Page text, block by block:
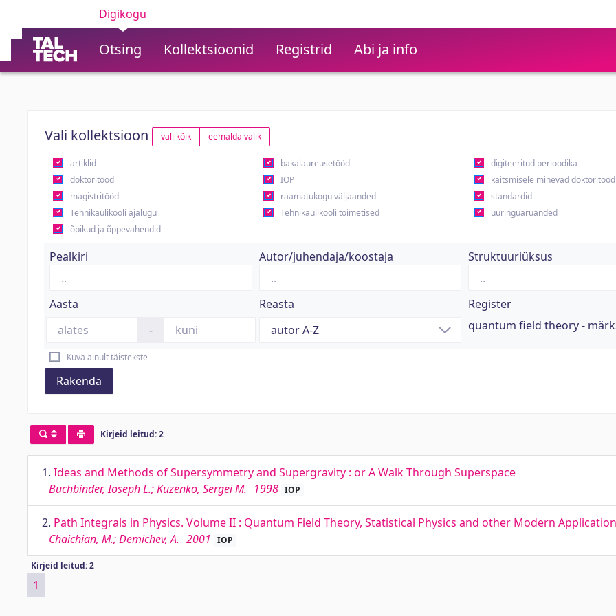
Digikogu
Otsing Kollektsioonid Registrid Abi ja info
Vali kollektsioon vali kõik eemalda valik
artiklid bakalaureusetööd digiteeritud perioodika
doktoritööd
IOP kaitsmisele minevad doktoritööd
magistritööd
raamatukogu väljaanded standardid
Tehnikaülikooli ajalugu
Tehnikaülikooli toimetised uuringuaruanded
õpikud ja õppevahendid
Pealkiri Autor/juhendaja/koostaja Struktuuriüksus
Aasta
-
Reasta
Register
quantum field theory -
Kuva ainult täistekste
Rakenda
Kirjeid leitud: 2
1. Ideas and Methods of Supersymmetry and Supergravity : or A Walk Through Superspace
Buchbinder, Ioseph L.; Kuzenko, Sergei M. 1998 IOP
2. Path Integrals in Physics. Volume II : Quantum Field Theory, Statistical Physics and other Modern
Chaichian, M.; Demichev, A. 2001 IOP
Kirjeid leitud: 2
1